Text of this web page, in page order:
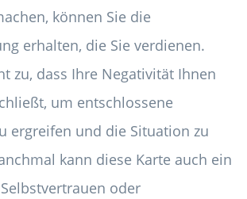
können Sie die
erhalten, die Sie verdienen.
zu, dass Ihre Negativität Ihnen
um entschlossene
ergreifen und die Situation zu
kann diese Karte auch ein
oder